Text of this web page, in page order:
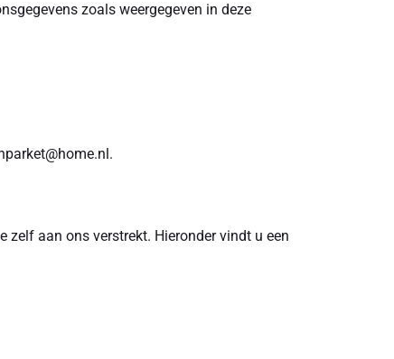
zoals weergegeven in deze
zelf aan ons verstrekt. Hieronder vindt u een